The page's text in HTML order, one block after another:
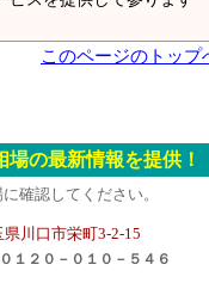
このページのトップ
の最新情報を提供！
確認してください。
川口市栄町3-2-15
０１２０－０１０－５４６